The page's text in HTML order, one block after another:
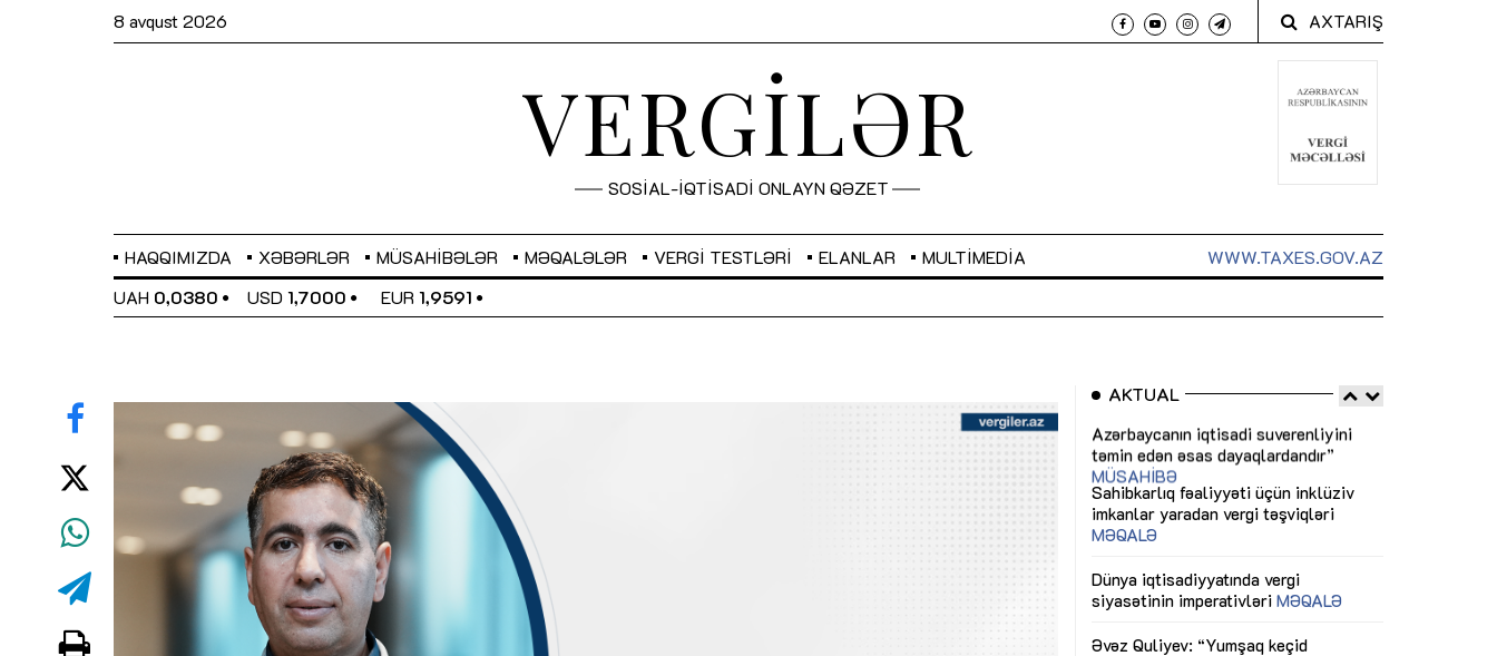
8 avqust 2026 AXTARIŞ
VERGİLƏR
SOSİAL-İQTİSADİ ONLAYN QƏZET
HAQQIMIZDA XƏBƏRLƏR MÜSAHIBƏLƏR MƏQALƏLƏR VERGI TESTLƏRI ELANLAR MULTIMEDIA
WWW.TAXES.GOV.AZ
UAH 0,0380 USD 1,7000 EUR 1,9591
AKTUAL
Dünya iqtisadiyyatında vergi
siyasətinin imperativləri
Əvəz Quliyev: “Yumşaq keçid
sayəsində aparılmış islahatın nəticələri
qorunub saxlanılacaq”
“Düzgün kommunikasiyanın arxasında
Aytən Kərimova: “Məqsədimiz daha
Sahibkarlıq fəaliyyəti üçün inklüziv
imkanlar yaradan vergi təşviqləri
MƏQALƏ
Dünya iqtisadiyyatında vergi
siyasətinin imperativləri
Əvəz Quliyev: “Yumşaq keçid
sayəsində aparılmış islahatın nəticələri